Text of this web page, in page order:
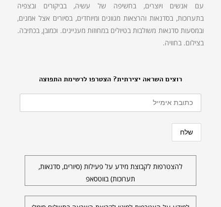
רוצים השראה יצירתית? הצטרפו לרשימת התפוצה
להצטרפות לקבוצת מידע על פעילות (סיורים, סדנאות,
תערוכות) בווטסאפ
עם אנשים ויוצרים, בחשיפה של עשיה, בביקורים ובצפיה
בתערוכות, בסדנאות והרצאות מגוונים ומיוחדים, בסיורים אצל אמנים,
ובמסעות סדנאות משולבות בטיולים במחוזות מעניינים. וכמובן, בכתיבה.
בצילום. בחוויה.